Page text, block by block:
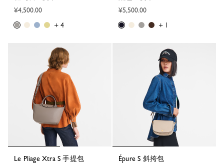
¥4,500.00
+ 4
¥5,500.00
+ 1
Le Pliage Xtra S 手提包
Épure S 斜挎包